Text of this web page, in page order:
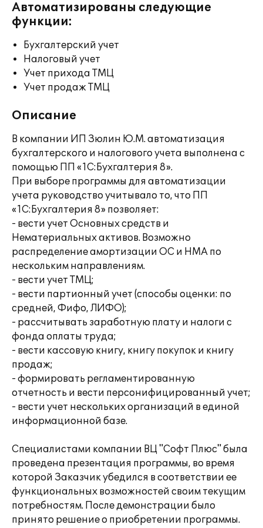
Автоматизированы следующие
функции:
Бухгалтерский учет
Налоговый учет
Учет прихода ТМЦ
Учет продаж ТМЦ
Описание
В компании ИП Зюлин Ю.М. автоматизация
бухгалтерского и налогового учета выполнена с
помощью ПП «1С:Бухгалтерия 8».
При выборе программы для автоматизации
учета руководство учитывало то, что ПП
«1С:Бухгалтерия 8» позволяет:
- вести учет Основных средств и
Нематериальных активов. Возможно
распределение амортизации ОС и НМА по
нескольким направлениям.
- вести учет ТМЦ;
- вести партионный учет (способы оценки: по
средней, Фифо, ЛИФО);
- рассчитывать заработную плату и налоги с
фонда оплаты труда;
- вести кассовую книгу, книгу покупок и книгу
продаж;
- формировать регламентированную
отчетность и вести персонифицированный учет;
- вести учет нескольких организаций в единой
информационной базе.
Специалистами компании ВЦ "Софт Плюс" была
проведена презентация программы, во время
которой Заказчик убедился в соответствии ее
функциональных возможностей своим текущим
потребностям. После демонстрации было
принято решение о приобретении программы.